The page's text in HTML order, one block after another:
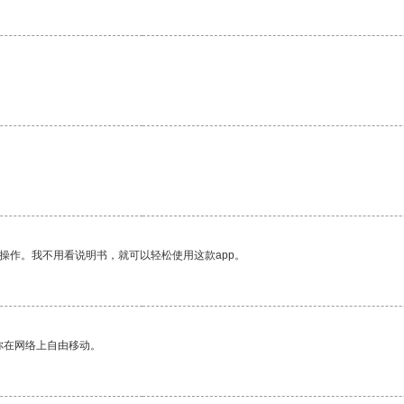
。我不用看说明书，就可以轻松使用这款app。
网络上自由移动。